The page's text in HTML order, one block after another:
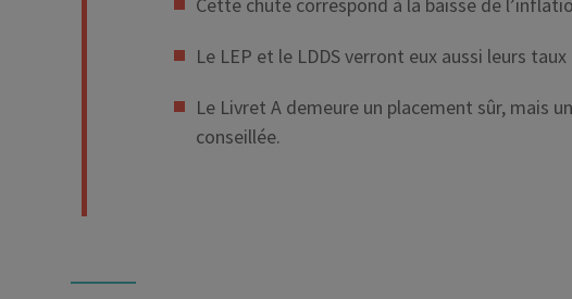
Le LEP et le LDDS verront eux aussi leurs
Le Livret A demeure un placement sûr, mais
conseillée.